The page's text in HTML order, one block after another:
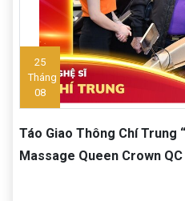
25
Tháng
08
Táo Giao Thông Chí Trung
Massage Queen Crown